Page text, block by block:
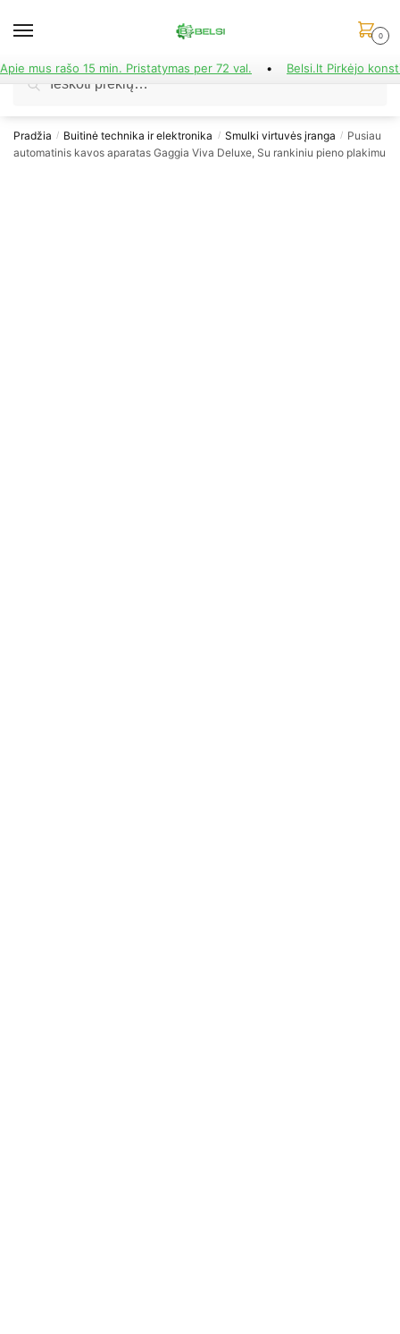
Ieškoti:
0
Pradžia / Buitinė technika ir elektronika / Smulki virtuvės įranga / Pusiau
automatinis kavos aparatas Gaggia Viva Deluxe, Su rankiniu pieno plakimu
Apie mus rašo 15 min. Pristatymas per 72 val. • Belsi.lt Pirkėjo